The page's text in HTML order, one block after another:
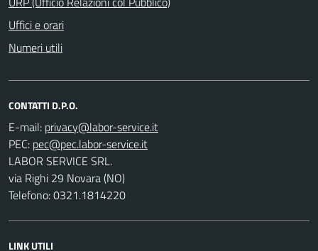
Uffici e orari
Numeri utili
CONTATTI D.P.O.
E-mail:
PEC:
LABOR SERVICE SRL.
via Righi 29 Novara (NO)
Telefono: 0321.1814220
LINK UTILI